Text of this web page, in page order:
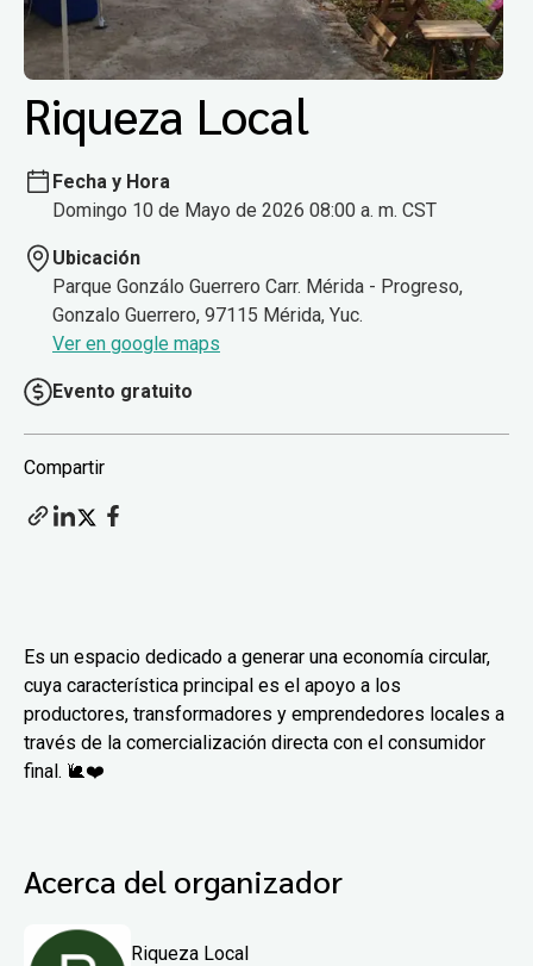
Riqueza Local
Fecha y Hora
Domingo 10 de Mayo de 2026 08:00 a. m. CST
Ubicación
Parque Gonzálo Guerrero Carr. Mérida - Progreso,
Gonzalo Guerrero, 97115 Mérida, Yuc.
Ver en google maps
Evento gratuito
Compartir
Es un espacio dedicado a generar una economía circular,
cuya característica principal es el apoyo a los
productores, transformadores y emprendedores locales a
través de la comercialización directa con el consumidor
final. 🐌❤️
Acerca del organizador
Riqueza Local